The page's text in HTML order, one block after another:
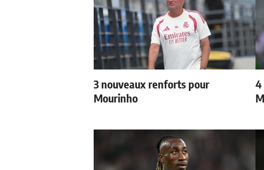
3 nouveaux renforts pour
Mourinho
4